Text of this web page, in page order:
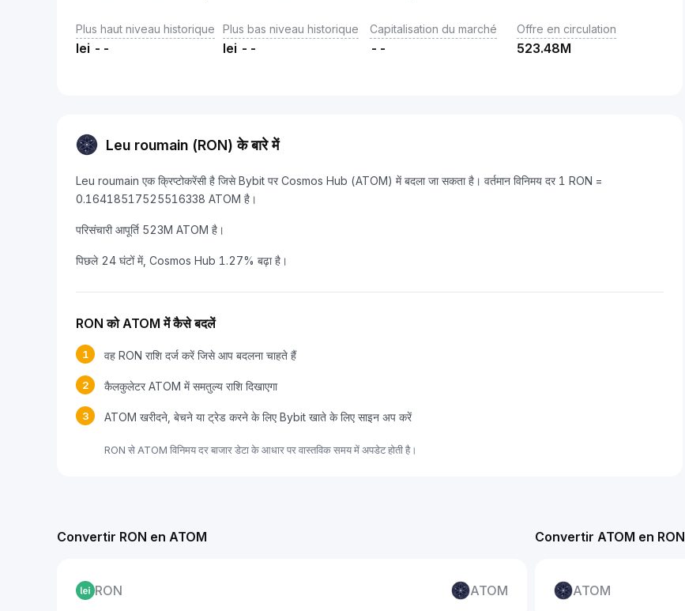
Plus haut niveau historique
lei --
Plus bas niveau historique
lei --
Capitalisation du marché
--
Offre en circulation
523.48M
Leu roumain (RON) के बारे में
Leu roumain एक क्रिप्टोकरेंसी है जिसे Bybit पर Cosmos Hub (ATOM) में बदला जा सकता है। वर्तमान विनिमय दर 1 RON =
0.16418517525516338 ATOM है।
परिसंचारी आपूर्ति 523M ATOM है।
पिछले 24 घंटों में, Cosmos Hub 1.27% बढ़ा है।
RON को ATOM में कैसे बदलें
1 वह RON राशि दर्ज करें जिसे आप बदलना चाहते हैं
2 कैलकुलेटर ATOM में समतुल्य राशि दिखाएगा
3 ATOM खरीदने, बेचने या ट्रेड करने के लिए Bybit खाते के लिए साइन अप करें
RON से ATOM विनिमय दर बाजार डेटा के आधार पर वास्तविक समय में अपडेट होती है।
Convertir ATOM en RON
ATOM
Convertir RON en ATOM
RON ATOM